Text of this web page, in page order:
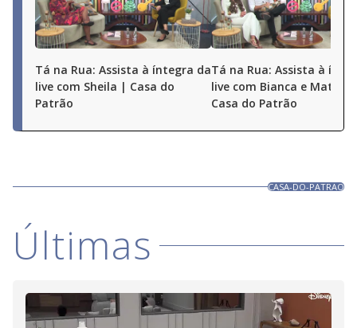
Tá na Rua: Assista à íntegra da
live com Sheila | Casa do
Patrão
Tá na Rua: Assista à
live com Bianca e
Casa do Patrão
CASA-DO-PATRAO
Últimas